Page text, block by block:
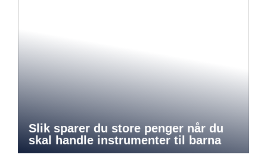
Slik sparer du store penger når du
skal handle instrumenter til barna